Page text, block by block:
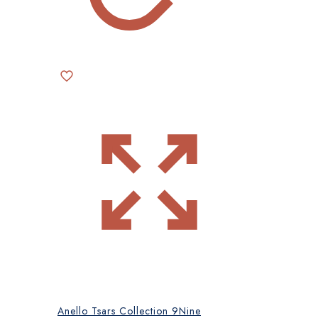
prodotto
Anello Tsars Collection 9Nine